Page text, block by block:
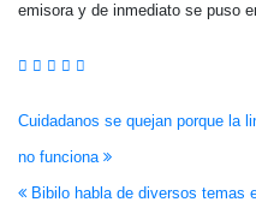
emisora y de inmediato se puso
Navegación
de
Cuidadanos se quejan porque la
no funciona
Bibilo habla de diversos temas